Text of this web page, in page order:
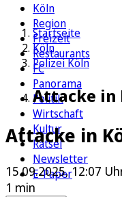
Köln
Region
Freizeit
Restaurants
FC
Panorama
Politik
Wirtschaft
Kultur
Rätsel
Newsletter
E-Paper
Startseite
Köln
Polizei Köln
Attacke in
Attacke in
15.09.2025, 12:07
1 min